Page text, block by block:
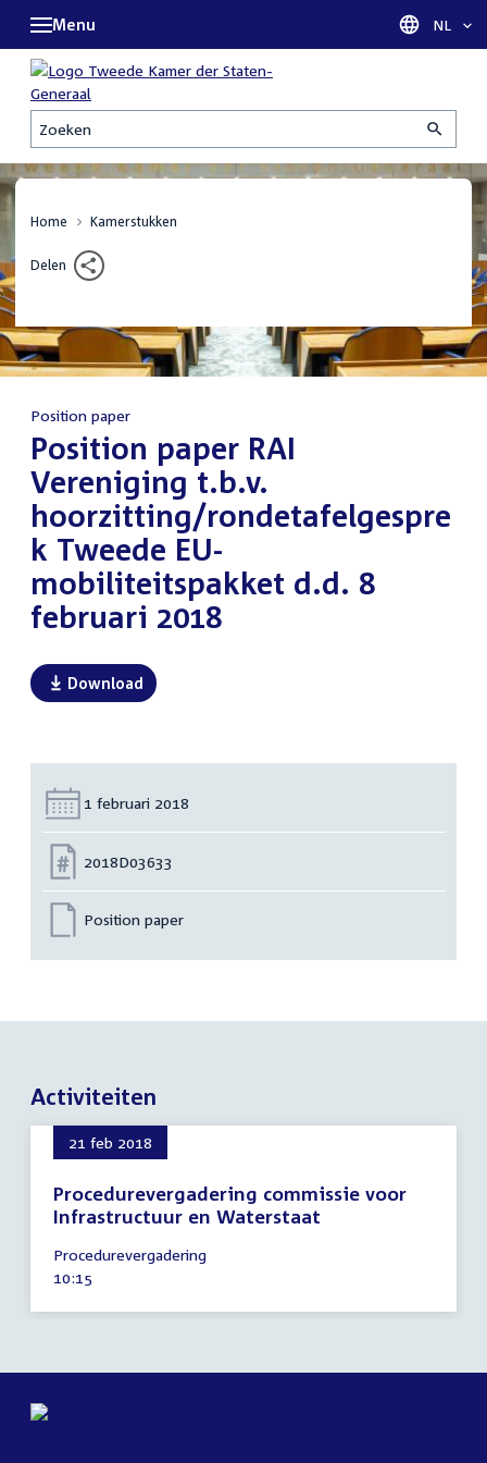
Zoeken
Menu Taal
NL
Home Kamerstukken
Delen
Position paper
:Position paper RAI
Vereniging t.b.v.
hoorzitting/rondetafelgespre
k Tweede EU-
mobiliteitspakket d.d. 8
februari 2018
Download
Datum:
1 februari 2018
Nummer:
2018D03633
Position paper
Activiteiten
21 feb 2018
Procedurevergadering commissie voor
Infrastructuur en Waterstaat
februari
2018
Procedurevergadering
Tijd
10:15